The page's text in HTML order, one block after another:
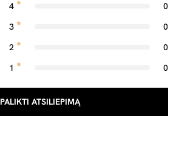
4
0
3
0
2
0
1
0
PALIKTI ATSILIEPIMĄ